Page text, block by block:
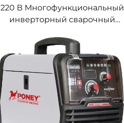
220 В Многофункциональный
инверторный сварочный
Цифровой синергетический
сварочный аппарат MIG